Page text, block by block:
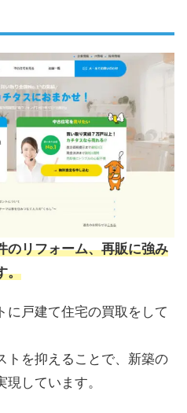
のリフォーム、再販に強み
。
に戸建て住宅の買取をして
トを抑えることで、新築の
しています。